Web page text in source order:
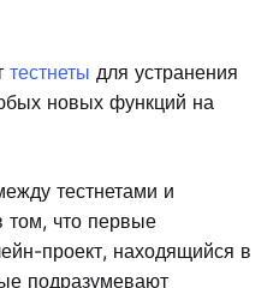
тестнеты для устранения
новых функций на
тестнетами и
том, что первые
проект, находящийся в
подразумевают